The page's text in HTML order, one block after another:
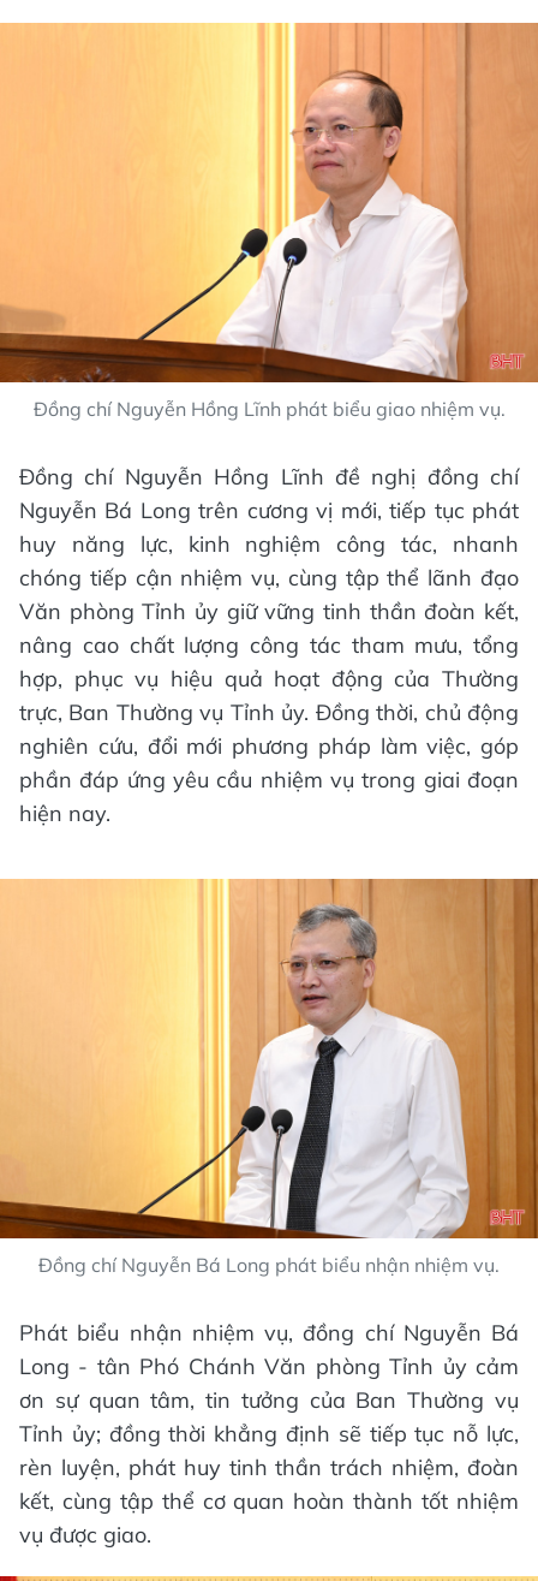
Đồng chí Nguyễn Hồng Lĩnh phát biểu giao nhiệm vụ.
Đồng chí Nguyễn Hồng Lĩnh đề nghị đồng chí
Nguyễn Bá Long trên cương vị mới, tiếp tục phát
huy năng lực, kinh nghiệm công tác, nhanh
chóng tiếp cận nhiệm vụ, cùng tập thể lãnh đạo
Văn phòng Tỉnh ủy giữ vững tinh thần đoàn kết,
nâng cao chất lượng công tác tham mưu, tổng
hợp, phục vụ hiệu quả hoạt động của Thường
trực, Ban Thường vụ Tỉnh ủy. Đồng thời, chủ động
nghiên cứu, đổi mới phương pháp làm việc, góp
phần đáp ứng yêu cầu nhiệm vụ trong giai đoạn
hiện nay.
Đồng chí Nguyễn Bá Long phát biểu nhận nhiệm vụ.
Phát biểu nhận nhiệm vụ, đồng chí Nguyễn Bá
Long - tân Phó Chánh Văn phòng Tỉnh ủy cảm
ơn sự quan tâm, tin tưởng của Ban Thường vụ
Tỉnh ủy; đồng thời khẳng định sẽ tiếp tục nỗ lực,
rèn luyện, phát huy tinh thần trách nhiệm, đoàn
kết, cùng tập thể cơ quan hoàn thành tốt nhiệm
vụ được giao.